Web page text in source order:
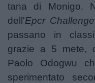
tana di Monigo.
dell'Epcr
passano in
grazie a 5 mete,
Paolo Odogwu
sperimentato